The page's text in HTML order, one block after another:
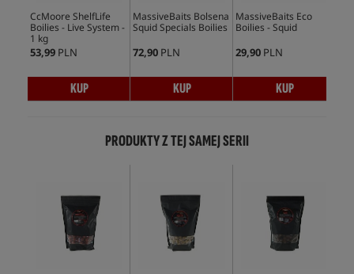
CcMoore ShelfLife
Boilies - Live System -
1 kg
53,99 PLN
KUP
MassiveBaits Bolsena
Squid Specials Boilies
72,90 PLN
KUP
MassiveBaits Eco
Boilies - Squid
29,90 PLN
KUP
PRODUKTY Z TEJ SAMEJ SERII